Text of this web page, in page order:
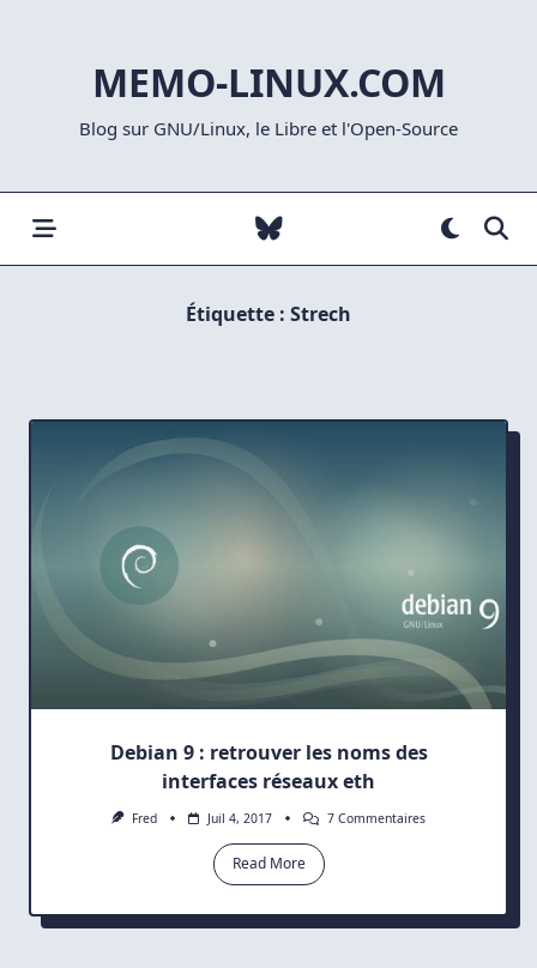
MEMO-LINUX.COM
Blog sur GNU/Linux, le Libre et l'Open-Source
Étiquette : Strech
Debian 9 : retrouver les noms des
interfaces réseaux eth
Fred Juil 4, 2017 7 CommentairesSur
Noms
Read More